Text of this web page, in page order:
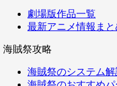
劇場版作品一覧
最新アニメ情報まと
海賊祭攻略
海賊祭のシステム